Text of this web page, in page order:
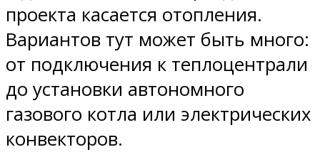
проекта касается отопления.
Вариантов тут может быть много:
от подключения к теплоцентрали
до установки автономного
газового котла или электрических
конвекторов.